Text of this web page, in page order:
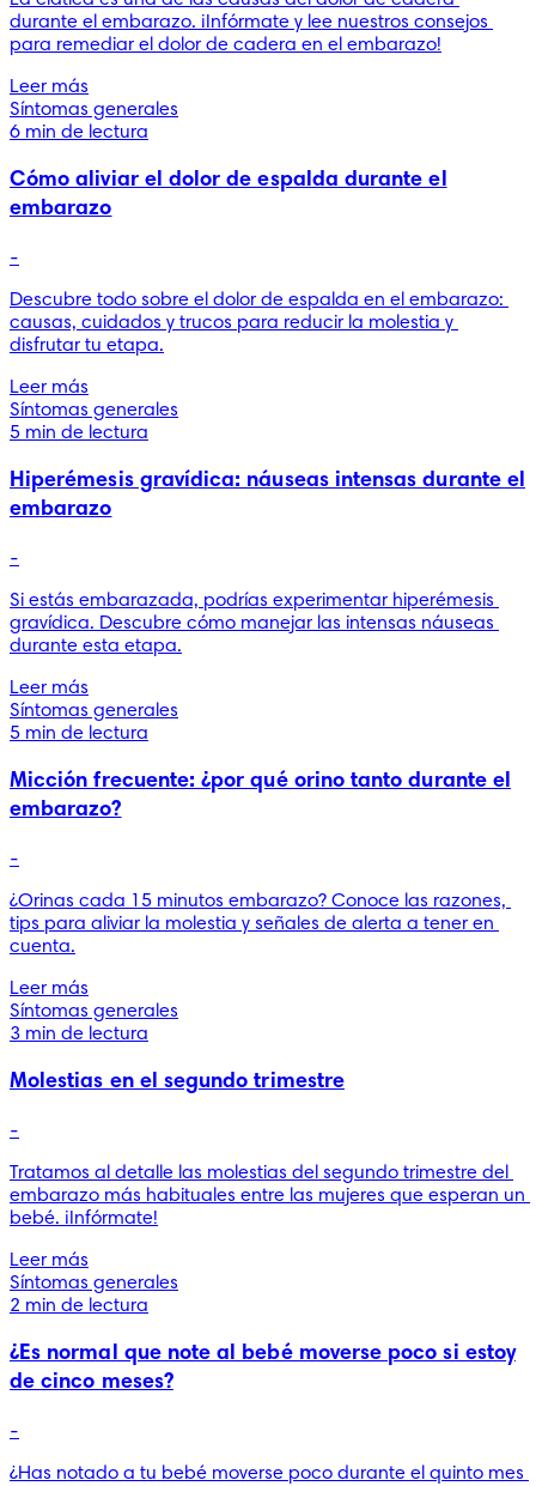
durante el embarazo. ¡Infórmate y lee nuestros consejos
para remediar el dolor de cadera en el embarazo!
Leer más
Síntomas generales
6 min de lectura
Cómo aliviar el dolor de espalda durante el
embarazo
-
Descubre todo sobre el dolor de espalda en el embarazo:
causas, cuidados y trucos para reducir la molestia y
disfrutar tu etapa.
Leer más
Síntomas generales
5 min de lectura
Hiperémesis gravídica: náuseas intensas durante el
embarazo
-
Si estás embarazada, podrías experimentar hiperémesis
gravídica. Descubre cómo manejar las intensas náuseas
durante esta etapa.
Leer más
Síntomas generales
5 min de lectura
Micción frecuente: ¿por qué orino tanto durante el
embarazo?
-
¿Orinas cada 15 minutos embarazo? Conoce las razones,
tips para aliviar la molestia y señales de alerta a tener en
cuenta.
Leer más
Síntomas generales
3 min de lectura
Molestias en el segundo trimestre
-
Tratamos al detalle las molestias del segundo trimestre del
embarazo más habituales entre las mujeres que esperan un
bebé. ¡Infórmate!
Leer más
Síntomas generales
2 min de lectura
¿Es normal que note al bebé moverse poco si estoy
de cinco meses?
-
¿Has notado a tu bebé moverse poco durante el quinto mes